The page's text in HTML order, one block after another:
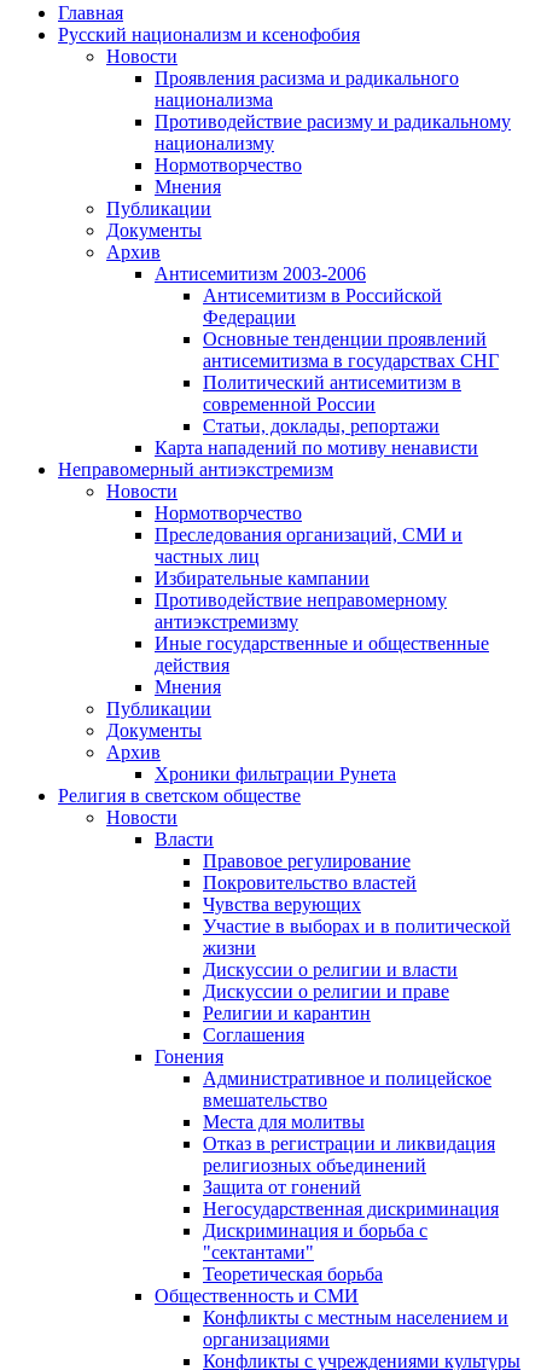
Главная
Русский национализм и ксенофобия
Новости
Проявления расизма и радикального
национализма
Противодействие расизму и радикальному
национализму
Нормотворчество
Мнения
Публикации
Документы
Архив
Антисемитизм 2003-2006
Антисемитизм в Российской
Федерации
Основные тенденции проявлений
антисемитизма в государствах СНГ
Политический антисемитизм в
современной России
Статьи, доклады, репортажи
Карта нападений по мотиву ненависти
Неправомерный антиэкстремизм
Новости
Нормотворчество
Преследования организаций, СМИ и
частных лиц
Избирательные кампании
Противодействие неправомерному
антиэкстремизму
Иные государственные и общественные
действия
Мнения
Публикации
Документы
Архив
Хроники фильтрации Рунета
Религия в светском обществе
Новости
Власти
Правовое регулирование
Покровительство властей
Чувства верующих
Участие в выборах и в политической
жизни
Дискуссии о религии и власти
Дискуссии о религии и праве
Религии и карантин
Соглашения
Гонения
Административное и полицейское
вмешательство
Места для молитвы
Отказ в регистрации и ликвидация
религиозных объединений
Защита от гонений
Негосударственная дискриминация
Дискриминация и борьба с
"сектантами"
Теоретическая борьба
Общественность и СМИ
Конфликты с местным населением и
организациями
Конфликты с учреждениями культуры